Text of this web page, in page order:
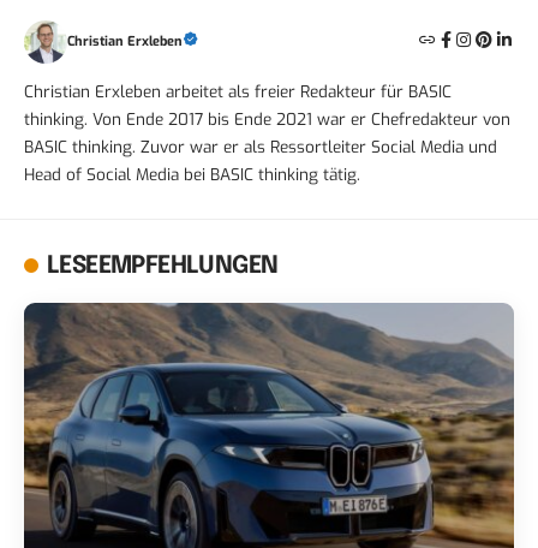
Christian Erxleben
Christian Erxleben arbeitet als freier Redakteur für BASIC
thinking. Von Ende 2017 bis Ende 2021 war er Chefredakteur von
BASIC thinking. Zuvor war er als Ressortleiter Social Media und
Head of Social Media bei BASIC thinking tätig.
LESEEMPFEHLUNGEN